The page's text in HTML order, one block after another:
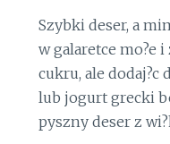
Szybki deser, a
w galaretce mo?e i
cukru, ale dodaj?c
lub jogurt grecki
pyszny deser z